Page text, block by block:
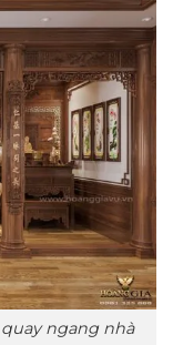
ngang nhà